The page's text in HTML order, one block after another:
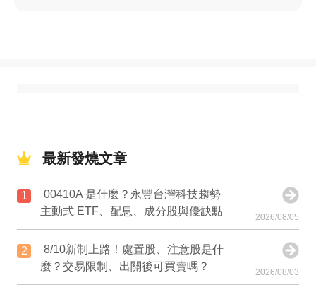
最新發燒文章
1
00410A 是什麼？永豐台灣科技趨勢
主動式 ETF、配息、成分股與優缺點
2026/08/05
2
8/10新制上路！處置股、注意股是什
麼？交易限制、出關後可買賣嗎？
2026/08/03